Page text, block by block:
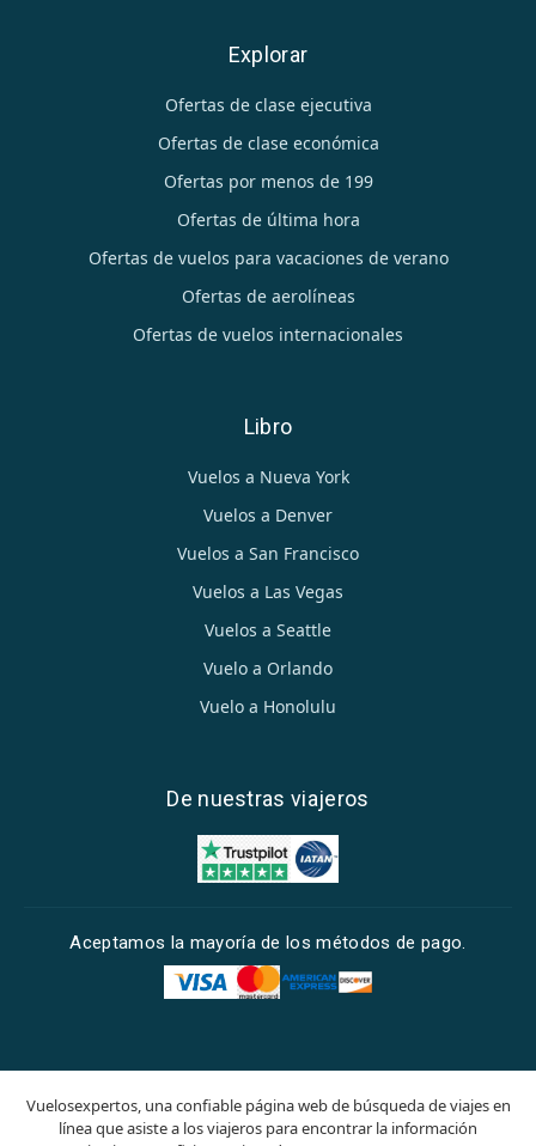
Explorar
Ofertas de clase ejecutiva
Ofertas de clase económica
Ofertas por menos de 199
Ofertas de última hora
Ofertas de vuelos para vacaciones de verano
Ofertas de aerolíneas
Ofertas de vuelos internacionales
Libro
Vuelos a Nueva York
Vuelos a Denver
Vuelos a San Francisco
Vuelos a Las Vegas
Vuelos a Seattle
Vuelo a Orlando
Vuelo a Honolulu
De nuestras viajeros
Aceptamos la mayoría de los métodos de pago.
Vuelosexpertos, una confiable página web de búsqueda de viajes en
línea que asiste a los viajeros para encontrar la información